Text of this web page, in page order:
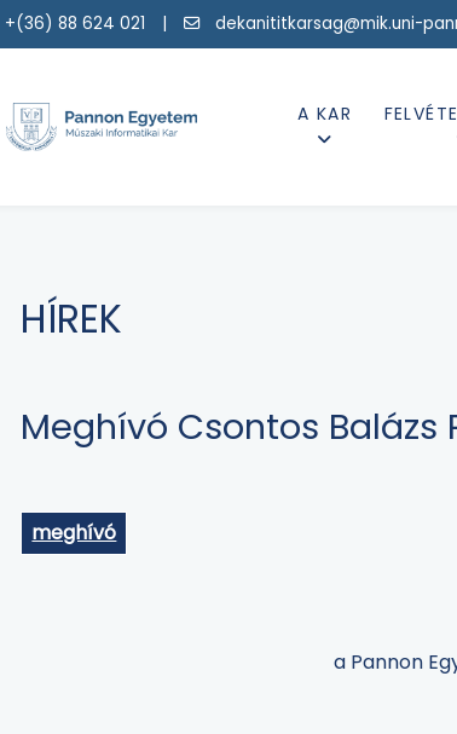
+(36) 88 624 021 | dekanititkarsag@mik.uni-
A KAR
HÍREK
Meghívó Csontos
meghívó
a Pannon